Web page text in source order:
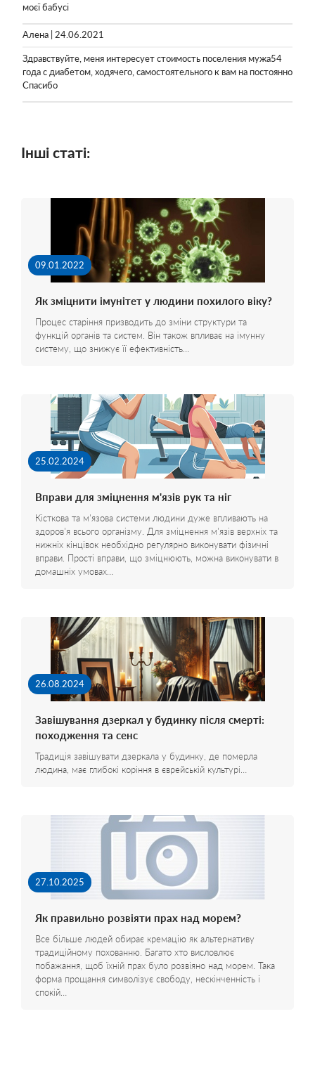
моєї бабусі
Алена | 24.06.2021
Здравствуйте, меня интересует стоимость поселения мужа54
года с диабетом, ходячего, самостоятельного к вам на постоянно
Спасибо
Інші статі:
09.01.2022
Як зміцнити імунітет у людини похилого віку?
Процес старіння призводить до зміни структури та
функцій органів та систем. Він також впливає на імунну
систему, що знижує її ефективність…
25.02.2024
Вправи для зміцнення м'язів рук та ніг
Кісткова та м'язова системи людини дуже впливають на
здоров'я всього організму. Для зміцнення м'язів верхніх та
нижніх кінцівок необхідно регулярно виконувати фізичні
вправи. Прості вправи, що зміцнюють, можна виконувати в
домашніх умовах…
26.08.2024
Завішування дзеркал у будинку після смерті:
походження та сенс
Традиція завішувати дзеркала у будинку, де померла
людина, має глибокі коріння в єврейській культурі…
27.10.2025
Як правильно розвіяти прах над морем?
Все більше людей обирає кремацію як альтернативу
традиційному похованню. Багато хто висловлює
побажання, щоб їхній прах було розвіяно над морем. Така
форма прощання символізує свободу, нескінченність і
спокій…